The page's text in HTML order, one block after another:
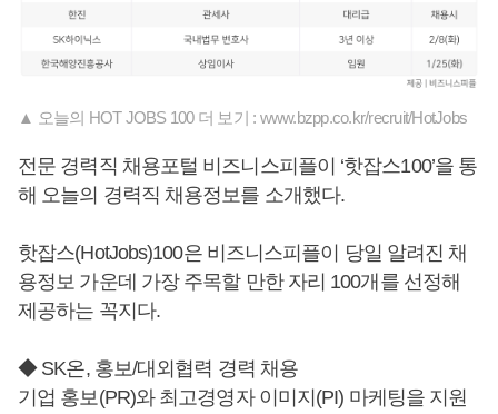
▲ 오늘의 HOT JOBS 100 더 보기 : www.bzpp.co.kr/recruit/HotJobs
전문 경력직 채용포털 비즈니스피플이 ‘핫잡스100’을 통
해 오늘의 경력직 채용정보를 소개했다.
핫잡스(HotJobs)100은 비즈니스피플이 당일 알려진 채
용정보 가운데 가장 주목할 만한 자리 100개를 선정해
제공하는 꼭지다.
◆ SK온, 홍보/대외협력 경력 채용
기업 홍보(PR)와 최고경영자 이미지(PI) 마케팅을 지원